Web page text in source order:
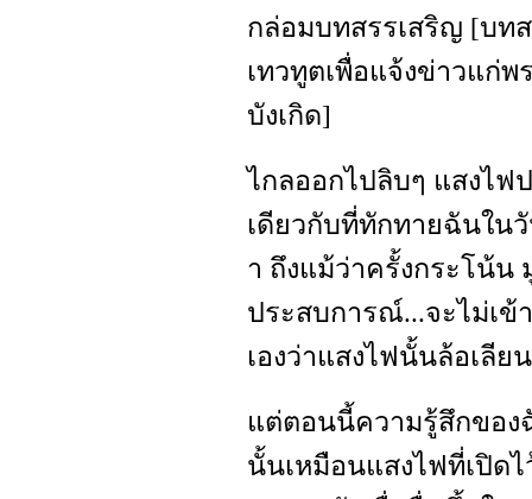
กล่อมบทสรรเสริญ [บท
เทวทูตเพื่อแจ้งข่าวแก่พ
บังเกิด]
ไกลออกไปลิบๆ แสงไฟ
เดียวกับที่ทักทายฉันในวั
า ถึงแม้ว่าครั้งกระโน้น
ประสบการณ์...จะไม่เข้
เองว่าแสงไฟนั้นล้อเลีย
แต่ตอนนี้ความรู้สึกของ
นั้นเหมือนแสงไฟที่เปิดไ